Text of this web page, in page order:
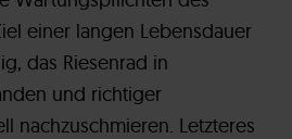
einer langen Lebensdauer
das Riesenrad in
und richtiger
nachzuschmieren. Letzteres